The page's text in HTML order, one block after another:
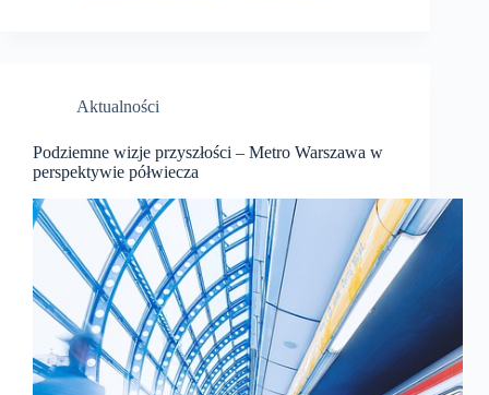
Aktualności
Podziemne wizje przyszłości – Metro Warszawa w
perspektywie półwiecza